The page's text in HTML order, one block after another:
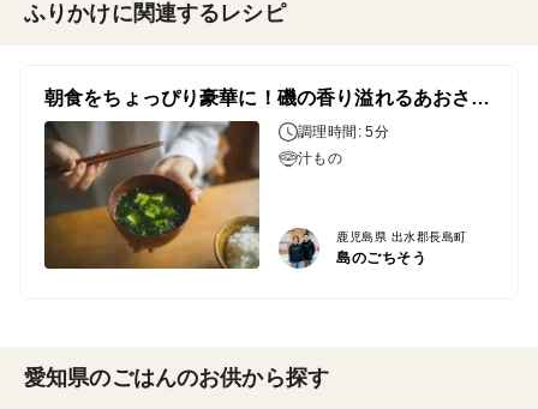
ふりかけに関連するレシピ
朝食をちょっぴり豪華に！磯の香り溢れるあおさのお味噌汁
調理時間: 5分
汁もの
鹿児島県 出水郡長島町
島のごちそう
愛知県のごはんのお供から探す